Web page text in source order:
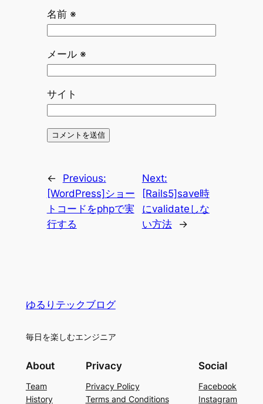
名前 ※
メール ※
サイト
←
Previous:
[WordPress]ショー
トコードをphpで実
行する
Next:
[Rails5]save時
にvalidateしな
い方法
→
ゆるりテックブログ
毎日を楽しむエンジニア
About
Team
History
Privacy
Privacy Policy
Terms and Conditions
Social
Facebook
Instagram